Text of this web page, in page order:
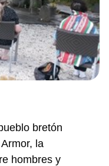
bretón
la
hombres y